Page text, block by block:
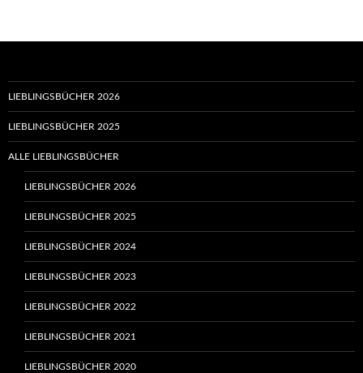
LIEBLINGSBÜCHER 2026
LIEBLINGSBÜCHER 2025
ALLE LIEBLINGSBÜCHER
LIEBLINGSBÜCHER 2026
LIEBLINGSBÜCHER 2025
LIEBLINGSBÜCHER 2024
LIEBLINGSBÜCHER 2023
LIEBLINGSBÜCHER 2022
LIEBLINGSBÜCHER 2021
LIEBLINGSBÜCHER 2020